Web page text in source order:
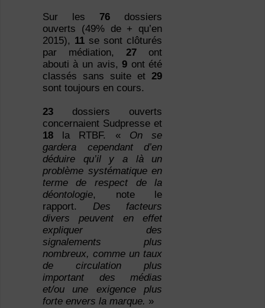
Sur les 76 dossiers
ouverts (49% de + qu’en
2015), 11 se sont clôturés
par médiation,27 ont
abouti à un avis,9 ont été
classés sans suite et29
sont toujours en cours.
23dossiers ouverts
concernaient Sudpresse et
18 la RTBF. « On se
gardera cependant d’en
déduire qu’il y a là un
problème systématique en
terme de respect de la
déontologie, note le
rapport. Des facteurs
divers peuvent en effet
expliquer des
signalements plus
nombreux, comme un taux
de circulation plus
important des médias
et/ou une exigence plus
forte envers la marque. »